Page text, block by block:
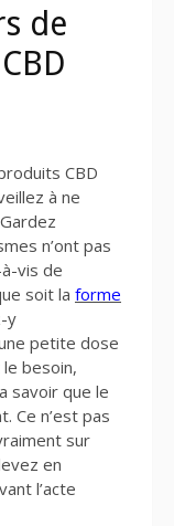
de
CBD
à ne
n’ont pas
vis de
soit la forme
y
petite dose
besoin,
savoir que le
Ce n’est pas
sur
en
l’acte